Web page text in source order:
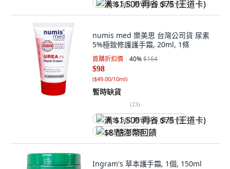
满 $1,500 再省 $75 (王道卡)
numis med 樂美思 台灣公司貨 尿素
5%極致修護護手霜, 20ml, 1條
首購折扣價 40%$164
$98
($49.00/10ml)
暫時缺貨
(23)
满 $1,500 再省 $75 (王道卡)
$8 酷澎幣回饋
Ingram's 草本護手霜, 1個, 150ml